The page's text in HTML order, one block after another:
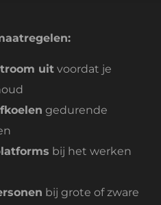
uit voordat je
gedurende
bij het werken
bij grote of zware